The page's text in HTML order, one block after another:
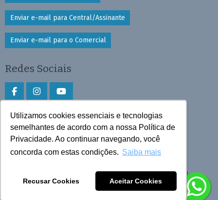
Utilizamos cookies essenciais e tecnologias
semelhantes de acordo com a nossa Política de
Privacidade. Ao continuar navegando, você
concorda com estas condições. Saiba mais
Recusar Cookies Aceitar Cookies
Enviar e-mail para Central/Assinante
Enviar e-mail para o Comercial
Redes Sociais
Faça download do aplicativo
Play Store e App Store
Todos os direitos reservados © 2026 Cruzeiro do Sul